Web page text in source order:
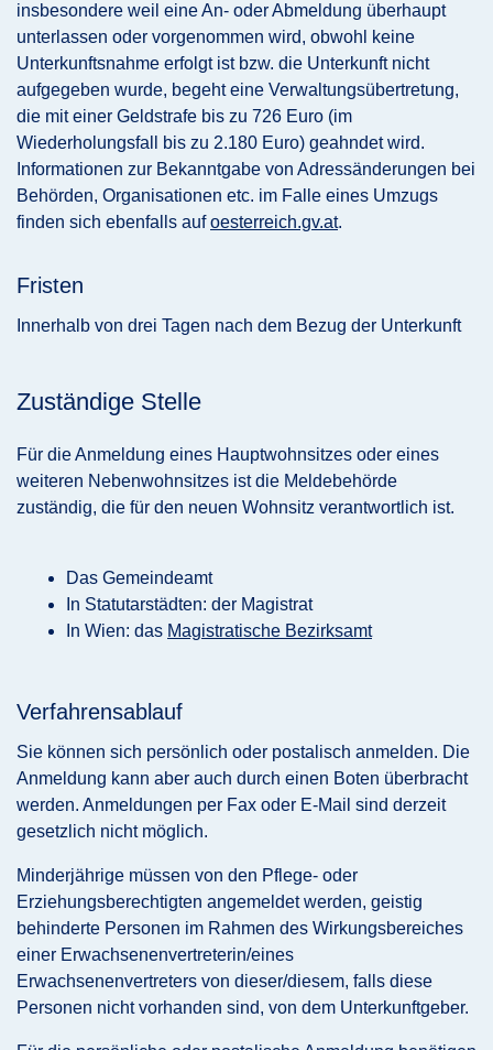
insbesondere weil eine An- oder Abmeldung überhaupt
unterlassen oder vorgenommen wird, obwohl keine
Unterkunftsnahme erfolgt ist bzw. die Unterkunft nicht
aufgegeben wurde, begeht eine Verwaltungsübertretung,
die mit einer Geldstrafe bis zu 726 Euro (im
Wiederholungsfall bis zu 2.180 Euro) geahndet wird.
Informationen zur Bekanntgabe von Adressänderungen bei
Behörden, Organisationen etc. im Falle eines Umzugs
finden sich ebenfalls aufoesterreich.gv.at.
Fristen
Innerhalb von drei Tagen nach dem Bezug der Unterkunft
Zuständige Stelle
Für die Anmeldung eines Hauptwohnsitzes oder eines
weiteren Nebenwohnsitzes ist die Meldebehörde
zuständig, die für den neuen Wohnsitz verantwortlich ist.
Das Gemeindeamt
In Statutarstädten: der Magistrat
In Wien: das Magistratische Bezirksamt
Verfahrensablauf
Sie können sich persönlich oder postalisch anmelden. Die
Anmeldung kann aber auch durch einen Boten überbracht
werden. Anmeldungen per Fax oder E-Mail sind derzeit
gesetzlich nicht möglich.
Minderjährige müssen von den Pflege- oder
Erziehungsberechtigten angemeldet werden, geistig
behinderte Personen im Rahmen des Wirkungsbereiches
einer Erwachsenenvertreterin/eines
Erwachsenenvertreters von dieser/diesem, falls diese
Personen nicht vorhanden sind, von dem Unterkunftgeber.